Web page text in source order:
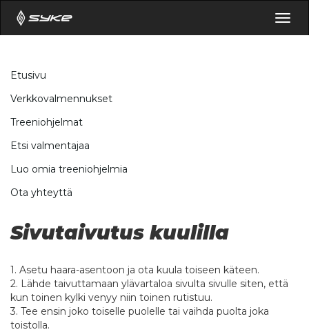
Etusivu
Verkkovalmennukset
Treeniohjelmat
Etsi valmentajaa
Luo omia treeniohjelmia
Ota yhteyttä
Sivutaivutus kuulilla
1. Asetu haara-asentoon ja ota kuula toiseen käteen.
2. Lähde taivuttamaan ylävartaloa sivulta sivulle siten, että
kun toinen kylki venyy niin toinen rutistuu.
3. Tee ensin joko toiselle puolelle tai vaihda puolta joka
toistolla.